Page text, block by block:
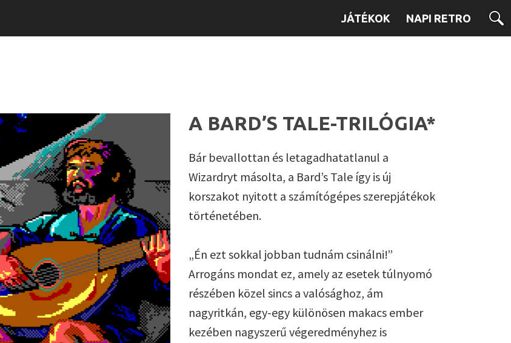
JÁTÉKOK NAPI RETRO
A BARD’S TALE-TRILÓGIA*
Bár bevallottan és letagadhatatlanul a
Wizardryt másolta, a Bard’s Tale így is új
korszakot nyitott a számítógépes szerepjátékok
történetében.
„Én ezt sokkal jobban tudnám csinálni!”
Arrogáns mondat ez, amely az esetek túlnyomó
részében közel sincs a valósághoz, ám
nagyritkán, egy-egy különösen makacs ember
kezében nagyszerű végeredményhez is